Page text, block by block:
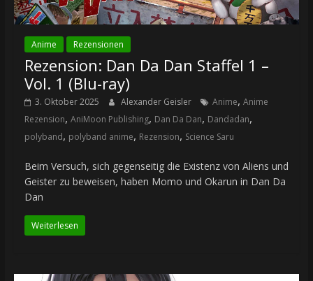
Anime Rezensionen
Rezension: Dan Da Dan Staffel 1 –
Vol. 1 (Blu-ray)
3. Oktober 2025 Alexander Geisler Anime, Anime
Rezension, AniMoon Publishing, Dan Da Dan, Dandadan,
polyband, polyband anime, Rezension, Science Saru
Beim Versuch, sich gegenseitig die Existenz von Aliens und
Geister zu beweisen, haben Momo und Okarun in Dan Da
Dan
Weiterlesen